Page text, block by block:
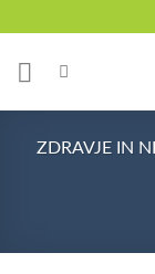
vsebino
ZDRAVJE IN